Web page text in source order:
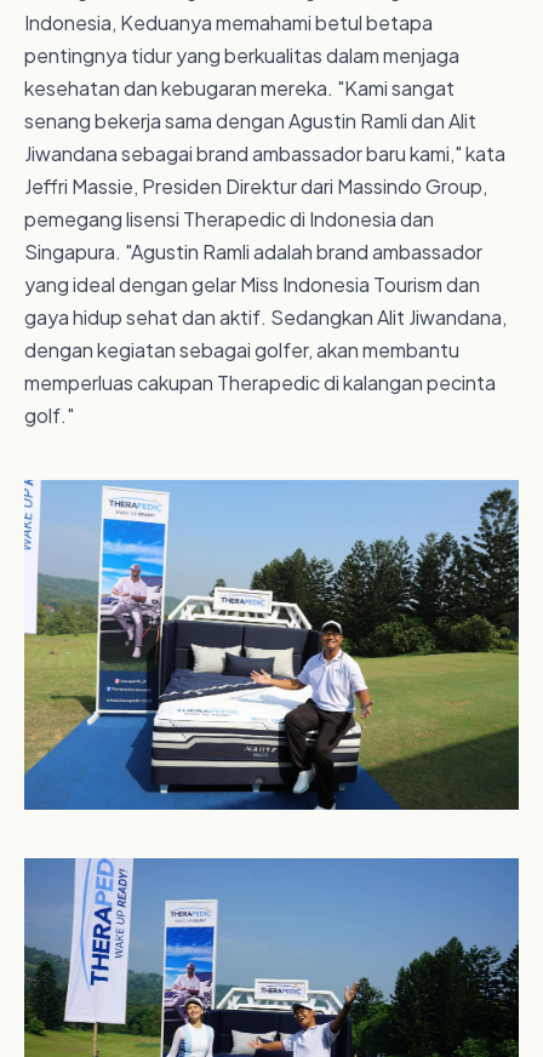
Indonesia, Keduanya memahami betul betapa
pentingnya tidur yang berkualitas dalam menjaga
kesehatan dan kebugaran mereka. "Kami sangat
senang bekerja sama dengan Agustin Ramli dan Alit
Jiwandana sebagai brand ambassador baru kami," kata
Jeffri Massie, Presiden Direktur dari Massindo Group,
pemegang lisensi Therapedic di Indonesia dan
Singapura. "Agustin Ramli adalah brand ambassador
yang ideal dengan gelar Miss Indonesia Tourism dan
gaya hidup sehat dan aktif. Sedangkan Alit Jiwandana,
dengan kegiatan sebagai golfer, akan membantu
memperluas cakupan Therapedic di kalangan pecinta
golf."